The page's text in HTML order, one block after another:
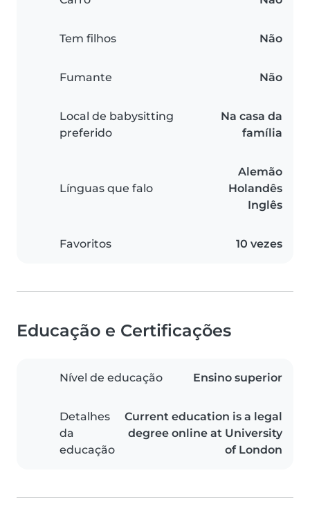
Tem filhos Não
Fumante Não
Local de babysitting
preferido
Na casa da
família
Línguas que falo
Alemão
Holandês
Inglês
Favoritos 10 vezes
Educação e Certificações
Nível de educação Ensino superior
Detalhes
da
educação
Current education is a legal
degree online at University
of London